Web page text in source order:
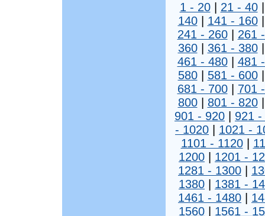
1 - 20| 21 - 40
140| 141 - 160
241 - 260| 261
360| 361 - 380
461 - 480| 481
580| 581 - 600
681 - 700| 701
800| 801 - 820
901 - 920
921 -
- 1020
1021 -
1101 - 1120|
1200
1201 -
1281 - 1300
1380
1381 -
1461 - 1480
1560
1561 -